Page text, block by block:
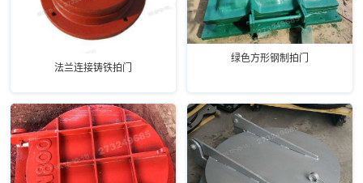
法兰连接铸铁拍门
绿色方形钢制拍门